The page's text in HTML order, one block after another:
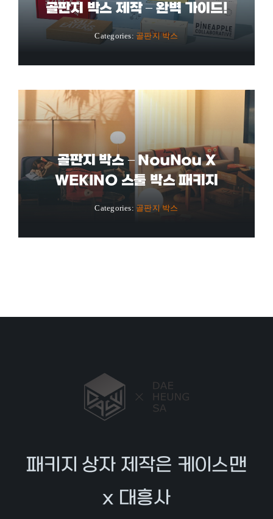
골판지 박스 제작 – 완벽 가이드!
Categories: 골판지 박스
골판지 박스 – NouNou X
WEKINO 스툴 박스 패키지
Categories: 골판지 박스
패키지 상자 제작은 케이스맨
x 대흥사